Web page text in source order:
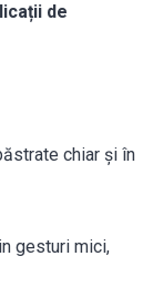
de
chiar și în
gesturi mici,